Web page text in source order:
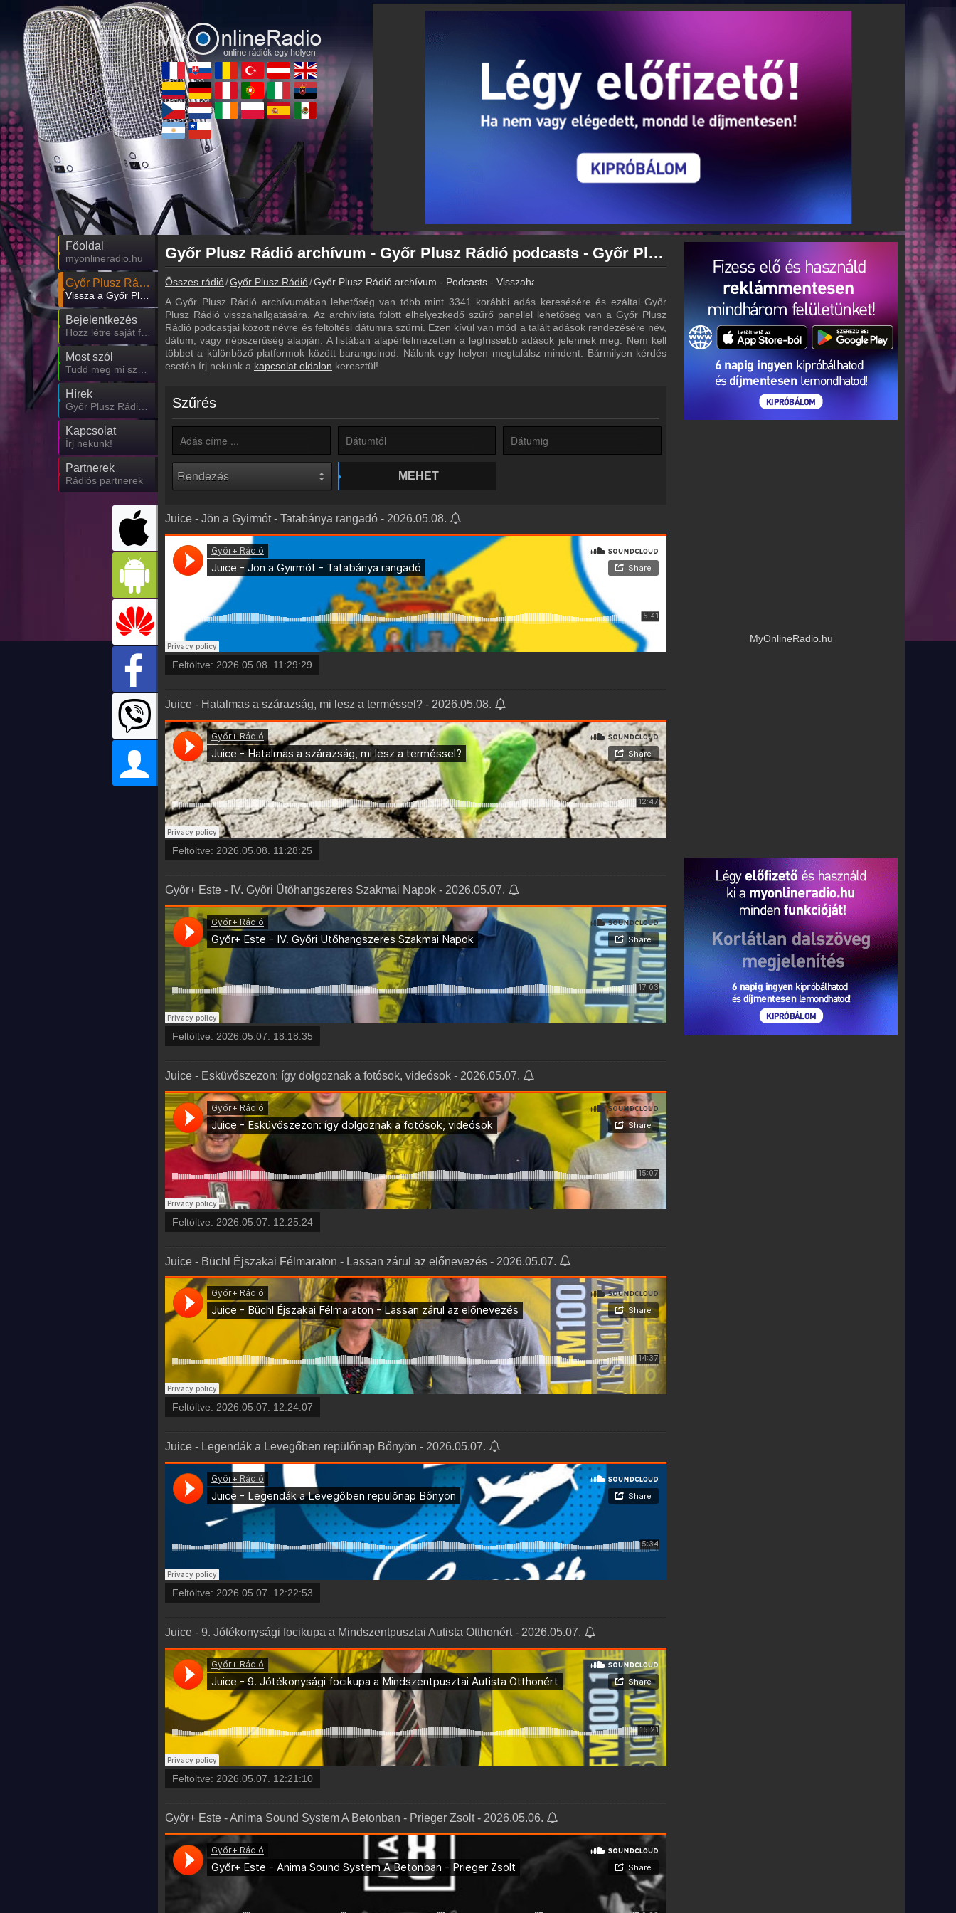
Főoldal
myonlineradio.hu
Győr Plusz Rádió
Vissza a Győr Plusz Rádió oldalára
Bejelentkezés
Hozz létre saját fiókot!
Most szól
Tudd meg mi szólt eddig
Hírek
Győr Plusz Rádió kapcsolatos hírek
Kapcsolat
Írj nekünk!
Partnerek
Rádiós partnerek
MyOnlineRadio.hu
Győr Plusz Rádió archívum - Győr Plusz Rádió podcasts - Győr Plusz Rádió visszahallgatás
Összes rádió Győr Plusz Rádió Győr Plusz Rádió archívum - Podcasts - Visszahallgatás
A Győr Plusz Rádió archívumában lehetőség van több mint 3341 korábbi adás keresésére és ezáltal Győr
Plusz Rádió visszahallgatására. Az archívlista fölött elhelyezkedő szűrő panellel lehetőség van a Győr Plusz
Rádió podcastjai között névre és feltöltési dátumra szűrni. Ezen kívül van mód a talált adások rendezésére név,
dátum, vagy népszerűség alapján. A listában alapértelmezetten a legfrissebb adások jelennek meg. Nem kell
többet a különböző platformok között barangolnod. Nálunk egy helyen megtalálsz mindent. Bármilyen kérdés
esetén írj nekünk a kapcsolat oldalon keresztül!
Szűrés
MEHET
Juice - Jön a Gyirmót - Tatabánya rangadó - 2026.05.08.
Feltöltve: 2026.05.08. 11:29:29
Juice - Hatalmas a szárazság, mi lesz a terméssel? - 2026.05.08.
Feltöltve: 2026.05.08. 11:28:25
Győr+ Este - IV. Győri Ütőhangszeres Szakmai Napok - 2026.05.07.
Feltöltve: 2026.05.07. 18:18:35
Juice - Esküvőszezon: így dolgoznak a fotósok, videósok - 2026.05.07.
Feltöltve: 2026.05.07. 12:25:24
Juice - Büchl Éjszakai Félmaraton - Lassan zárul az előnevezés - 2026.05.07.
Feltöltve: 2026.05.07. 12:24:07
Juice - Legendák a Levegőben repülőnap Bőnyön - 2026.05.07.
Feltöltve: 2026.05.07. 12:22:53
Juice - 9. Jótékonysági focikupa a Mindszentpusztai Autista Otthonért - 2026.05.07.
Feltöltve: 2026.05.07. 12:21:10
Győr+ Este - Anima Sound System A Betonban - Prieger Zsolt - 2026.05.06.